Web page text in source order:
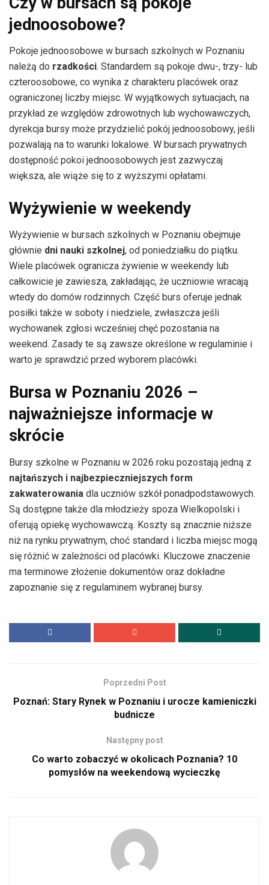
jednoosobowe?
Pokoje jednoosobowe w bursach szkolnych w Poznaniu
należą do rzadkości. Standardem są pokoje dwu-, trzy- lub
czteroosobowe, co wynika z charakteru placówek oraz
ograniczonej liczby miejsc. W wyjątkowych sytuacjach, na
przykład ze względów zdrowotnych lub wychowawczych,
dyrekcja bursy może przydzielić pokój jednoosobowy, jeśli
pozwalają na to warunki lokalowe. W bursach prywatnych
dostępność pokoi jednoosobowych jest zazwyczaj
większa, ale wiąże się to z wyższymi opłatami.
Wyżywienie w weekendy
Wyżywienie w bursach szkolnych w Poznaniu obejmuje
głównie dni nauki szkolnej, od poniedziałku do piątku.
Wiele placówek ogranicza żywienie w weekendy lub
całkowicie je zawiesza, zakładając, że uczniowie wracają
wtedy do domów rodzinnych. Część burs oferuje jednak
posiłki także w soboty i niedziele, zwłaszcza jeśli
wychowanek zgłosi wcześniej chęć pozostania na
weekend. Zasady te są zawsze określone w regulaminie i
warto je sprawdzić przed wyborem placówki.
Bursa w Poznaniu 2026 –
najważniejsze informacje w
skrócie
Bursy szkolne w Poznaniu w 2026 roku pozostają jedną z
najtańszych i najbezpieczniejszych form
zakwaterowania dla uczniów szkół ponadpodstawowych.
Są dostępne także dla młodzieży spoza Wielkopolski i
oferują opiekę wychowawczą. Koszty są znacznie niższe
niż na rynku prywatnym, choć standard i liczba miejsc mogą
się różnić w zależności od placówki. Kluczowe znaczenie
ma terminowe złożenie dokumentów oraz dokładne
zapoznanie się z regulaminem wybranej bursy.
Poprzedni Post
Poznań: Stary Rynek w Poznaniu i urocze kamieniczki
budnicze
Następny post
Co warto zobaczyć w okolicach Poznania? 10
pomysłów na weekendową wycieczkę